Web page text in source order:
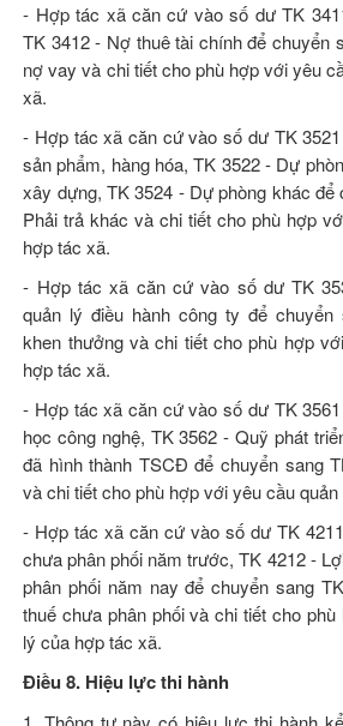
- Hợp tác xã căn cứ vào số dư TK
TK 3412 - Nợ thuê tài chính để chuyển
nợ vay và chi tiết cho phù hợp với yêu
xã.
- Hợp tác xã căn cứ vào số dư TK
sản phẩm, hàng hóa, TK 3522 - Dự
xây dựng, TK 3524 - Dự phòng khác để
Phải trả khác và chi tiết cho phù hợp
hợp tác xã.
- Hợp tác xã căn cứ vào số dư TK
quản lý điều hành công ty để
khen thưởng và chi tiết cho phù hợp
hợp tác xã.
- Hợp tác xã căn cứ vào số dư TK
học công nghệ, TK 3562 - Quỹ phát
đã hình thành TSCĐ để chuyển sang
và chi tiết cho phù hợp với yêu cầu
- Hợp tác xã căn cứ vào số dư TK
chưa phân phối năm trước, TK 4212 -
phân phối năm nay để chuyển sang
thuế chưa phân phối và chi tiết cho
lý của hợp tác xã.
Điều 8. Hiệu lực thi hành